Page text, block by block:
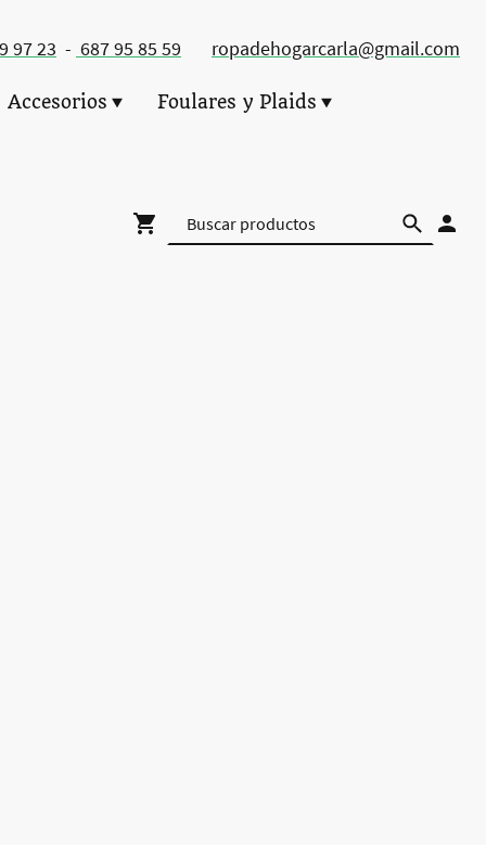
97 23 - 687 95 85 59 ropadehogarcarla@gmail.com
Accesorios Foulares y Plaids